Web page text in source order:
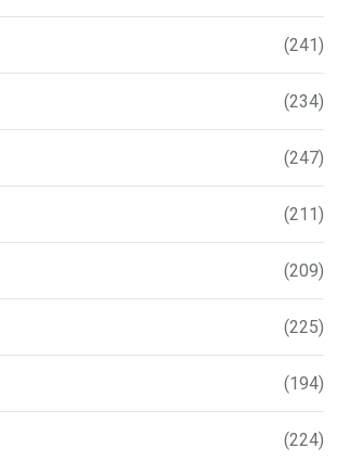
(241)
(234)
(247)
(211)
(209)
(225)
(194)
(224)